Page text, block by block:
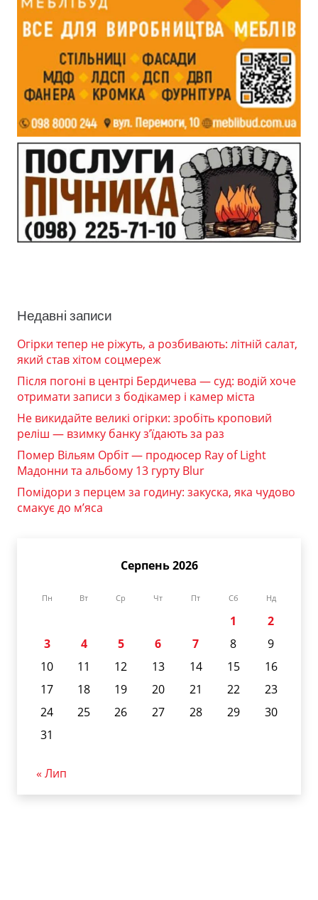
Недавні записи
Огірки тепер не ріжуть, а розбивають: літній салат,
який став хітом соцмереж
Після погоні в центрі Бердичева — суд: водій хоче
отримати записи з бодікамер і камер міста
Не викидайте великі огірки: зробіть кроповий
реліш — взимку банку з’їдають за раз
Помер Вільям Орбіт — продюсер Ray of Light
Мадонни та альбому 13 гурту Blur
Помідори з перцем за годину: закуска, яка чудово
смакує до м’яса
Серпень 2026
Пн Вт Ср Чт Пт Сб Нд
1
2
3
4 5 6 7 8
9
10
11 12 13 14 15
16
17
18 19 20 21 22
23
24
25 26 27 28 29
30
31
« Лип